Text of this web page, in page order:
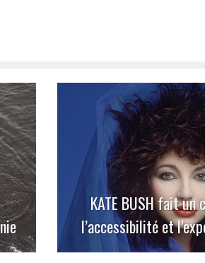
KATE BUSH fait un
l’accessibilité et